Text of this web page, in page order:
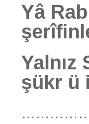
Yâ
Yalnız
şükr ü